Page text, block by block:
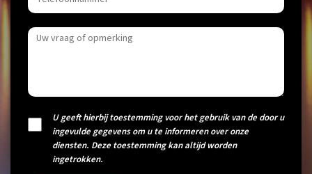
U geeft hierbij toestemming voor het gebruik van de door u
ingevulde gegevens om u te informeren over onze
diensten. Deze toestemming kan altijd worden
ingetrokken.